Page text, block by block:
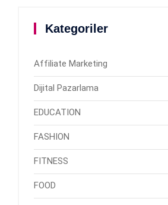
Kategoriler
Affiliate Marketing
Dijital Pazarlama
EDUCATION
FASHION
FITNESS
FOOD